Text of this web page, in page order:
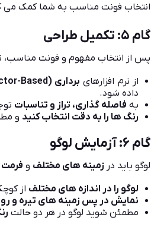
انتخاب فونت مناسب به شما کمک می
گام ۵: تکمیل طراحی
پس از انتخاب مفهوم و فونت مناسب،
از نرم افزارهای برداری (Vector-Based)
داده شود.
به فاصله گذاری، تراز و تناسبات
رنگ ها را به دقت انتخاب کنید و
گام ۶: آزمایش لوگو
لوگو باید در زمینه های مختلف و
لوگو را در اندازه های مختلف از
نمایش در پس زمینه های تیره و
مطمئن شوید لوگو در هر دو حالت